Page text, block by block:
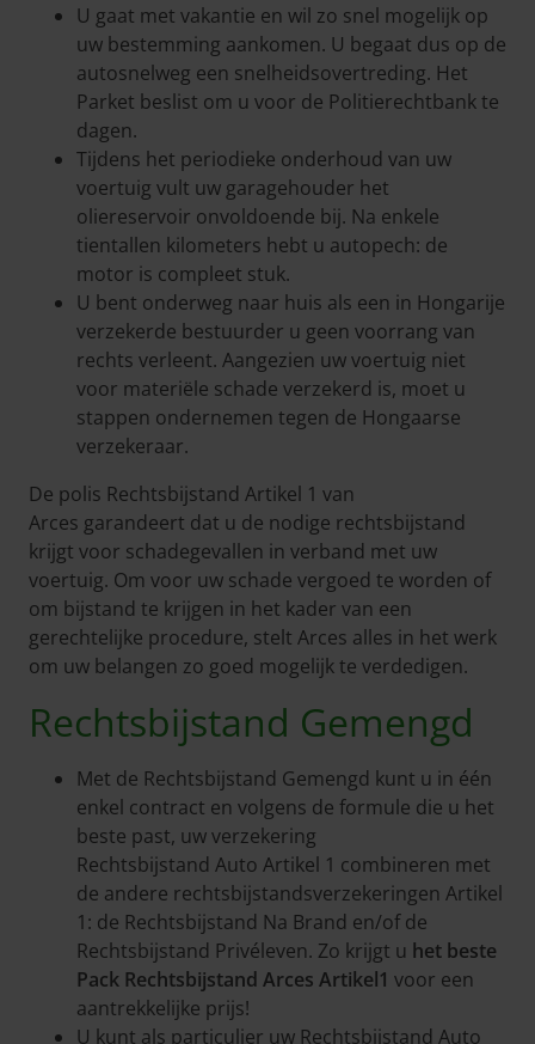
U gaat met vakantie en wil zo snel mogelijk op
uw bestemming aankomen. U begaat dus op de
autosnelweg een snelheidsovertreding. Het
Parket beslist om u voor de Politierechtbank te
dagen.
Tijdens het periodieke onderhoud van uw
voertuig vult uw garagehouder het
oliereservoir onvoldoende bij. Na enkele
tientallen kilometers hebt u autopech: de
motor is compleet stuk.
U bent onderweg naar huis als een in Hongarije
verzekerde bestuurder u geen voorrang van
rechts verleent. Aangezien uw voertuig niet
voor materiële schade verzekerd is, moet u
stappen ondernemen tegen de Hongaarse
verzekeraar.
De polis Rechtsbijstand Artikel 1 van
Arces garandeert dat u de nodige rechtsbijstand
krijgt voor schadegevallen in verband met uw
voertuig. Om voor uw schade vergoed te worden of
om bijstand te krijgen in het kader van een
gerechtelijke procedure, stelt Arces alles in het werk
om uw belangen zo goed mogelijk te verdedigen.
Rechtsbijstand Gemengd
Met de Rechtsbijstand Gemengd kunt u in één
enkel contract en volgens de formule die u het
beste past, uw verzekering
Rechtsbijstand Auto Artikel 1 combineren met
de andere rechtsbijstandsverzekeringen Artikel
1: de Rechtsbijstand Na Brand en/of de
Rechtsbijstand Privéleven. Zo krijgt u het beste
Pack Rechtsbijstand Arces Artikel1 voor een
aantrekkelijke prijs!
U kunt als particulier uw Rechtsbijstand Auto